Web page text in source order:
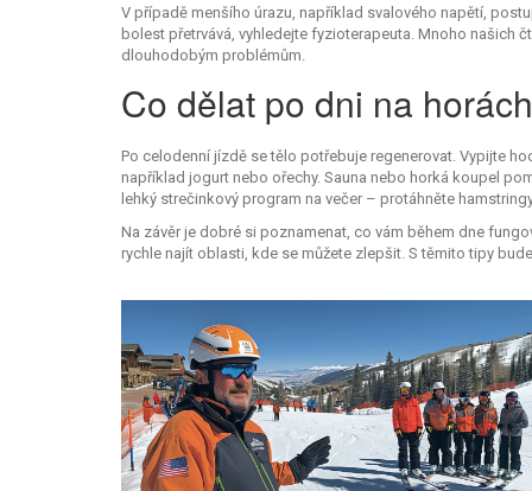
V případě menšího úrazu, například svalového napětí,
bolest přetrvává, vyhledejte fyzioterapeuta. Mnoho našich
dlouhodobým problémům.
Co dělat po dni na horách
Po celodenní jízdě se tělo potřebuje regenerovat. Vypijte
například jogurt nebo ořechy. Sauna nebo horká koupel
lehký strečinkový program na večer – protáhněte
Na závěr je dobré si poznamenat, co vám během dne
rychle najít oblasti, kde se můžete zlepšit. S těmito tipy